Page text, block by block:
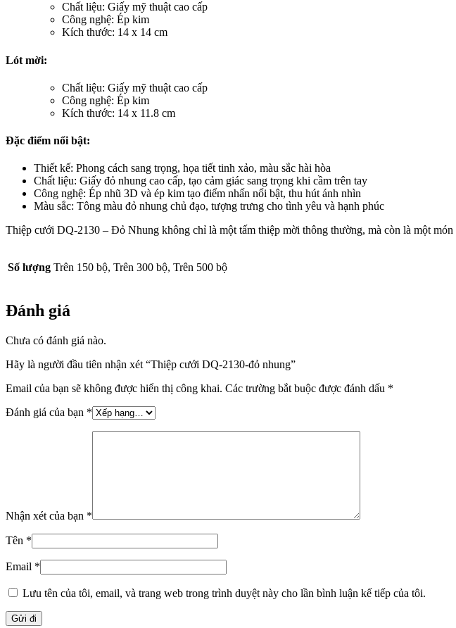
Chất liệu: Giấy mỹ thuật cao cấp
Công nghệ: Ép kim
Kích thước: 14 x 14 cm
Lót mời:
Chất liệu: Giấy mỹ thuật cao cấp
Công nghệ: Ép kim
Kích thước: 14 x 11.8 cm
Đặc điểm nổi bật:
Thiết kế: Phong cách sang trọng, họa tiết tinh xảo, màu sắc hài hòa
Chất liệu: Giấy đỏ nhung cao cấp, tạo cảm giác sang trọng khi cầm trên tay
Công nghệ: Ép nhũ 3D và ép kim tạo điểm nhấn nổi bật, thu hút ánh nhìn
Màu sắc: Tông màu đỏ nhung chủ đạo, tượng trưng cho tình yêu và hạnh phúc
Thiệp cưới DQ-2130 – Đỏ Nhung không chỉ là một tấm thiệp mời thông thường, mà còn là một
Số lượng Trên 150 bộ, Trên 300 bộ, Trên 500 bộ
Đánh giá
Chưa có đánh giá nào.
Hãy là người đầu tiên nhận xét “Thiệp cưới DQ-2130-đỏ nhung”
Email của bạn sẽ không được hiển thị công khai. Các trường bắt buộc được đánh dấu *
Đánh giá của bạn *
Nhận xét của bạn *
Tên *
Email *
Lưu tên của tôi, email, và trang web trong trình duyệt này cho lần bình luận kế tiếp của tôi.